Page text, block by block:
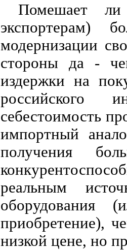
Помешает ли
экспортерам)
модернизации
стороны да -
издержки на
российского
себестоимость
импортный
получения
реальным
оборудования
приобретение),
низкой цене, но